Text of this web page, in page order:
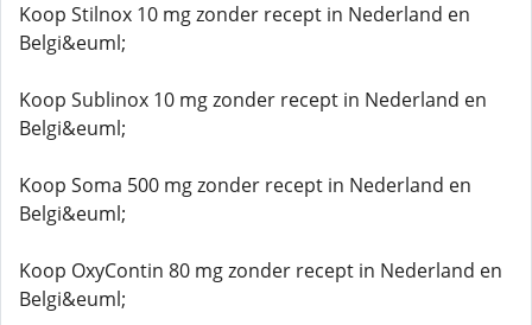
Koop Stilnox 10 mg zonder recept in Nederland en
Belgi&euml;
Koop Sublinox 10 mg zonder recept in Nederland en
Belgi&euml;
Koop Soma 500 mg zonder recept in Nederland en
Belgi&euml;
Koop OxyContin 80 mg zonder recept in Nederland en
Belgi&euml;